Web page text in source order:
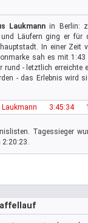
Laukmann in Berlin:
und Läufern ging er für
In einer
sah es mit
rund - letztlich erreichte
- das Erlebnis wird
Laukmann 3:45:34
Tagessieger
2:20:23.